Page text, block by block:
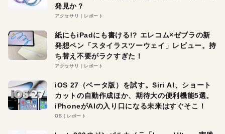
発見か？
アクセサリ レポート
紙にもiPadにも書ける!? エレコム×ゼブラの新
発想ペン「スタイラスツーウェイ」レビュー。持
ち替え不要がラクすぎた！
アクセサリ レポート
iOS 27（ベータ版）を試す。Siri AI、ショート
カットの自動作成ほか、期待大の便利機能5選。
iPhoneがAIの入り口になる未来はすぐそこ！
OS レポート